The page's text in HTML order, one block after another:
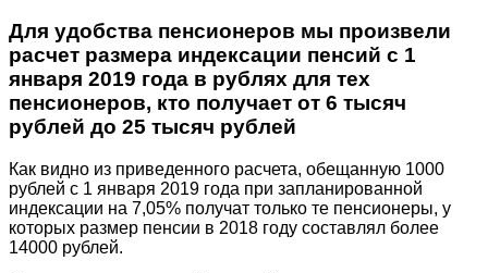
Для удобства пенсионеров мы произвели
расчет размера индексации пенсий с 1
января 2019 года в рублях для тех
пенсионеров, кто получает от 6 тысяч
рублей до 25 тысяч рублей
Как видно из приведенного расчета, обещанную 1000
рублей с 1 января 2019 года при запланированной
индексации на 7,05% получат только те пенсионеры, у
которых размер пенсии в 2018 году составлял более
14000 рублей.